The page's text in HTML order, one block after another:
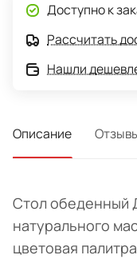
Доступно к
Рассчитать
Нашли
Описание
Стол обеденный
натурального
цветовая